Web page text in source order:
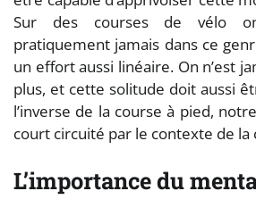
Sur des courses de vélo
pratiquement jamais dans ce
un effort aussi linéaire. On n’est
plus, et cette solitude doit aussi
l’inverse de la course à pied,
court circuité par le contexte de la
L’importance du